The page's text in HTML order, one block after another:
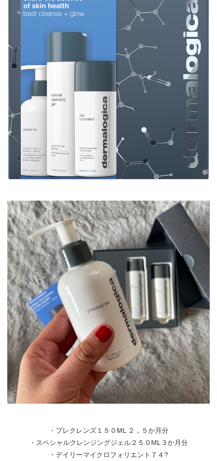
・プレクレンズ１５０ML ２，５か月分
・スペシャルクレンジングジェル２５０ML３か月分
・デイリーマイクロフォリエント７４?